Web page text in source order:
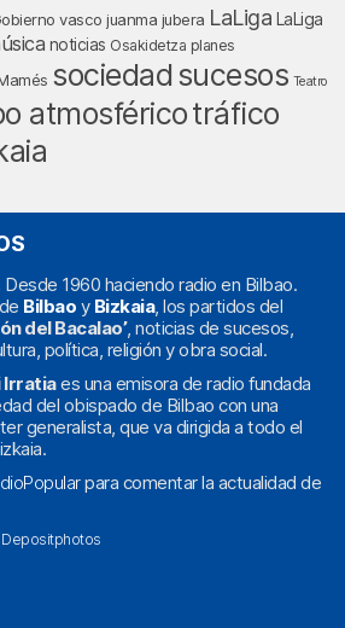
vasco juanma jubera LaLiga LaLiga
noticias Osakidetza planes
sociedad sucesos Teatro
atmosféricotráfico
Desde 1960 haciendo radio en Bilbao.
de Bilbao y Bizkaia, los partidos del
del Bacalao’, noticias de sucesos,
política, religión y obra social.
Irratiaes una emisora de radio fundada
del obispado de Bilbao con una
generalista, que va dirigida a todo el
para comentar la actualidad de
Depositphotos